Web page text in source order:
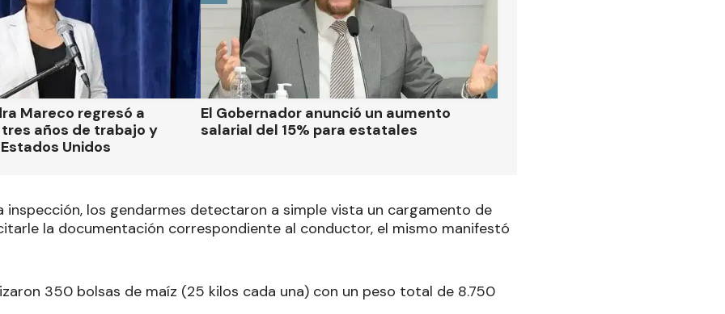
Mareco regresó a
años de trabajo y
Unidos
El Gobernador anunció un aumento
salarial del 15% para estatales
inspección, los gendarmes detectaron a simple vista un cargamento de
la documentación correspondiente al conductor, el mismo manifestó
350 bolsas de maíz (25 kilos cada una) con un peso total de 8.750